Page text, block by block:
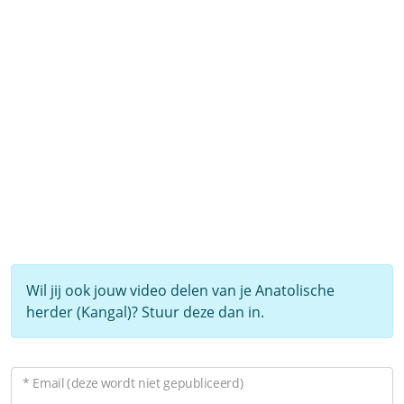
Wil jij ook jouw video delen van je Anatolische
herder (Kangal)? Stuur deze dan in.
* Email (deze wordt niet gepubliceerd)